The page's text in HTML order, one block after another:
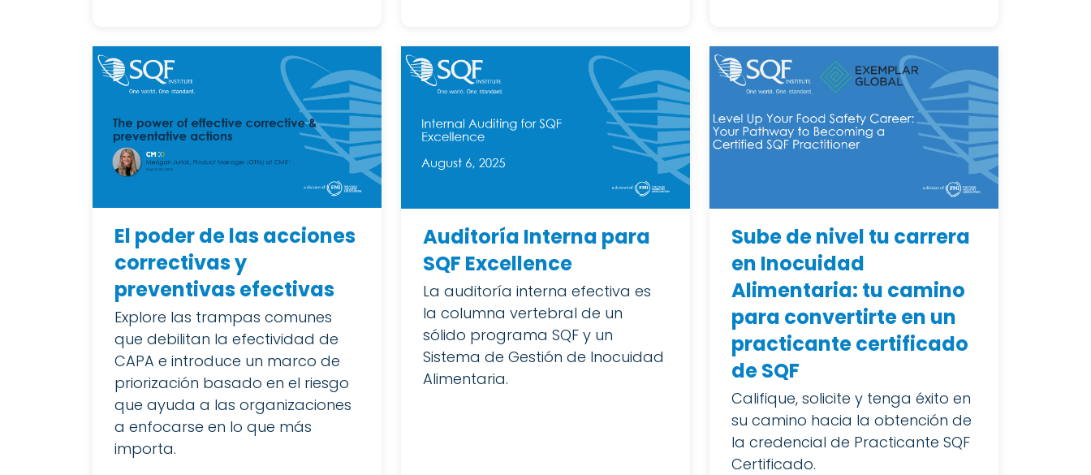
El poder de las acciones
correctivas y
preventivas efectivas
Explore las trampas comunes
que debilitan la efectividad de
CAPA e introduce un marco de
priorización basado en el riesgo
que ayuda a las organizaciones
a enfocarse en lo que más
importa.
Auditoría Interna para
SQF Excellence
La auditoría interna efectiva es
la columna vertebral de un
sólido programa SQF y un
Sistema de Gestión de Inocuidad
Alimentaria.
Sube de nivel tu carrera
en Inocuidad
Alimentaria: tu camino
para convertirte en un
practicante certificado
de SQF
Califique, solicite y tenga éxito en
su camino hacia la obtención de
la credencial de Practicante SQF
Certificado.